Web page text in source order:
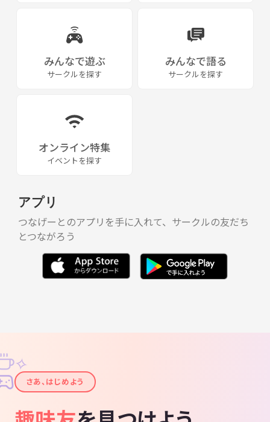
~~~~~~~~~~~~~~~~~~~~~~~~~~~~~~~~~~~~~~~
Let's laid-back hike,
ゆるりと山歩道 代表
2023/12/23 (001) 六個山〜五月山と忘年会
ハイキング：12名参加
忘年会とクリスマスパーティ：12名参加 満員御礼🈵
2024/01/07 (002) 大和三山巡り〜橿原神宮と新年会
全体：12名参加 (初参加：7名)
ハイキング：12名参加
新年会：7名参加
2024/01/21 須磨アルプスと美人の湯 須磨白川温泉中止 (天候の都合)
2024/02/18 (005)【限定】赤坂山スノーハイクとマキノ高原温泉さらさ
みんなで遊ぶ
サークルを探す
みんなで語る
サークルを探す
オンライン特集
イベントを探す
アプリ
つなげーとのアプリを手に入れて、サークルの友だち
とつながろう
✦
✧
さあ、はじめよう